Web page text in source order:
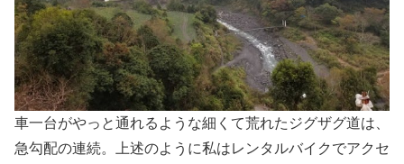
車一台がやっと通れるような細くて荒れたジグザグ道は、
急勾配の連続。上述のように私はレンタルバイクでアクセ